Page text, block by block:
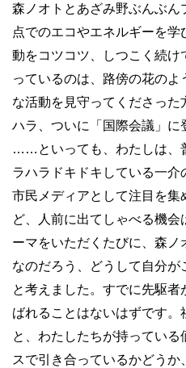
森ノオトとあざみ野ぶんぶん
点でのエコやエネルギーを
動をコツコツ、しつこく続
っているのは、路傍の花の
な活動を見守ってくださっ
ハラ、ついに「国際会議」に
……といっても、わたしは、
ラハラドキドキしている一
市民メディアとして注目を
ど、人前に出てしゃべる機
ーマをいただくたびに、森
なのだろう、どうして自分が
と考えました。すでに先駆
ばれることはないはずです。
と、わたしたちが持ってい
スで引き合っているかどう